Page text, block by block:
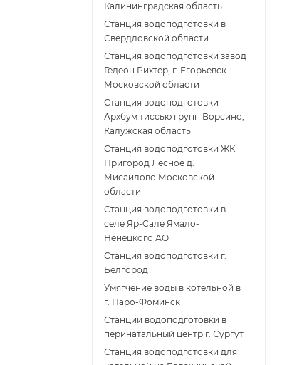
Калининградская область
Станция водоподготовки в
Свердловской области
Станция водоподготовки завод
Гедеон Рихтер, г. Егорьевск
Московской области
Станция водоподготовки
Архбум тиссью групп Ворсино,
Калужская область
Станция водоподготовки ЖК
Пригород Лесное д.
Мисайлово Московской
области
Станция водоподготовки в
селе Яр-Сале Ямало-
Ненецкого АО
Станция водоподготовки г.
Белгород
Умягчение воды в котельной в
г. Наро-Фоминск
Станции водоподготовки в
перинатальный центр г. Сургут
Станция водоподготовки для